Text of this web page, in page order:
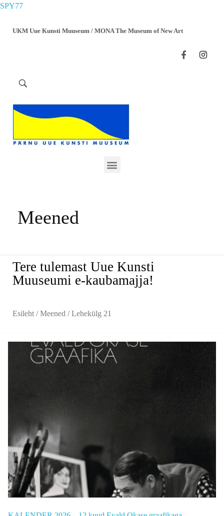
SPY77
UKM Uue Kunsti Muuseum / MONA The Museum of New Art
Meened
Tere tulemast Uue Kunsti
Muuseumi e-kaubamajja!
Esileht /Meened / Lehekülg 21